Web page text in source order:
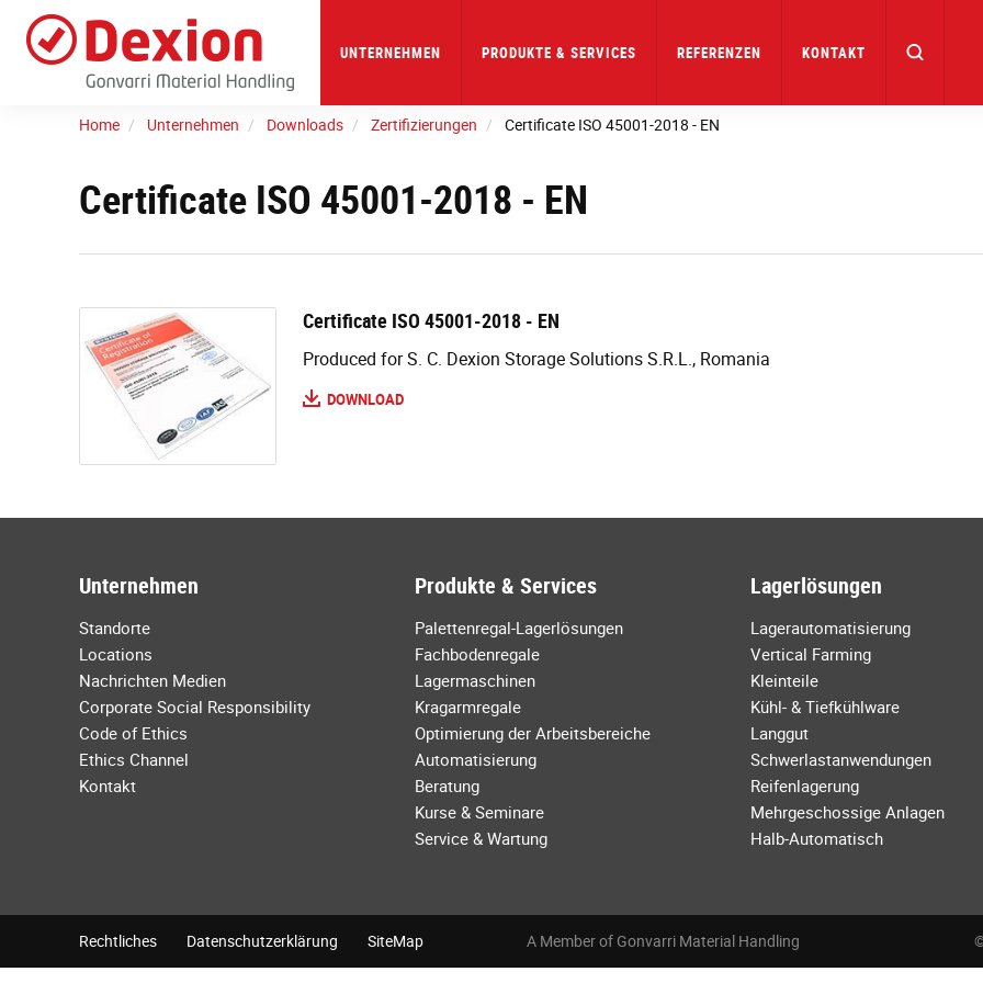
main
UNTERNEHMEN PRODUKTE & SERVICES REFERENZEN KONTAKT
Home Unternehmen Downloads Zertifizierungen Certificate ISO 45001-2018 - EN
Certificate ISO 45001-2018 - EN
Certificate ISO 45001-2018 - EN
Produced for S. C. Dexion Storage Solutions S.R.L., Romania
DOWNLOAD
Unternehmen
Standorte
Locations
Nachrichten Medien
Corporate Social Responsibility
Code of Ethics
Ethics Channel
Kontakt
Produkte & Services
Palettenregal-Lagerlösungen
Fachbodenregale
Lagermaschinen
Kragarmregale
Optimierung der Arbeitsbereiche
Automatisierung
Beratung
Kurse & Seminare
Service & Wartung
Lagerlösungen
Lagerautomatisierung
Vertical Farming
Kleinteile
Kühl- & Tiefkühlware
Langgut
Schwerlastanwendungen
Reifenlagerung
Mehrgeschossige Anlagen
Halb-Automatisch
Rechtliches Datenschutzerklärung SiteMap A Member of Gonvarri Material Handling